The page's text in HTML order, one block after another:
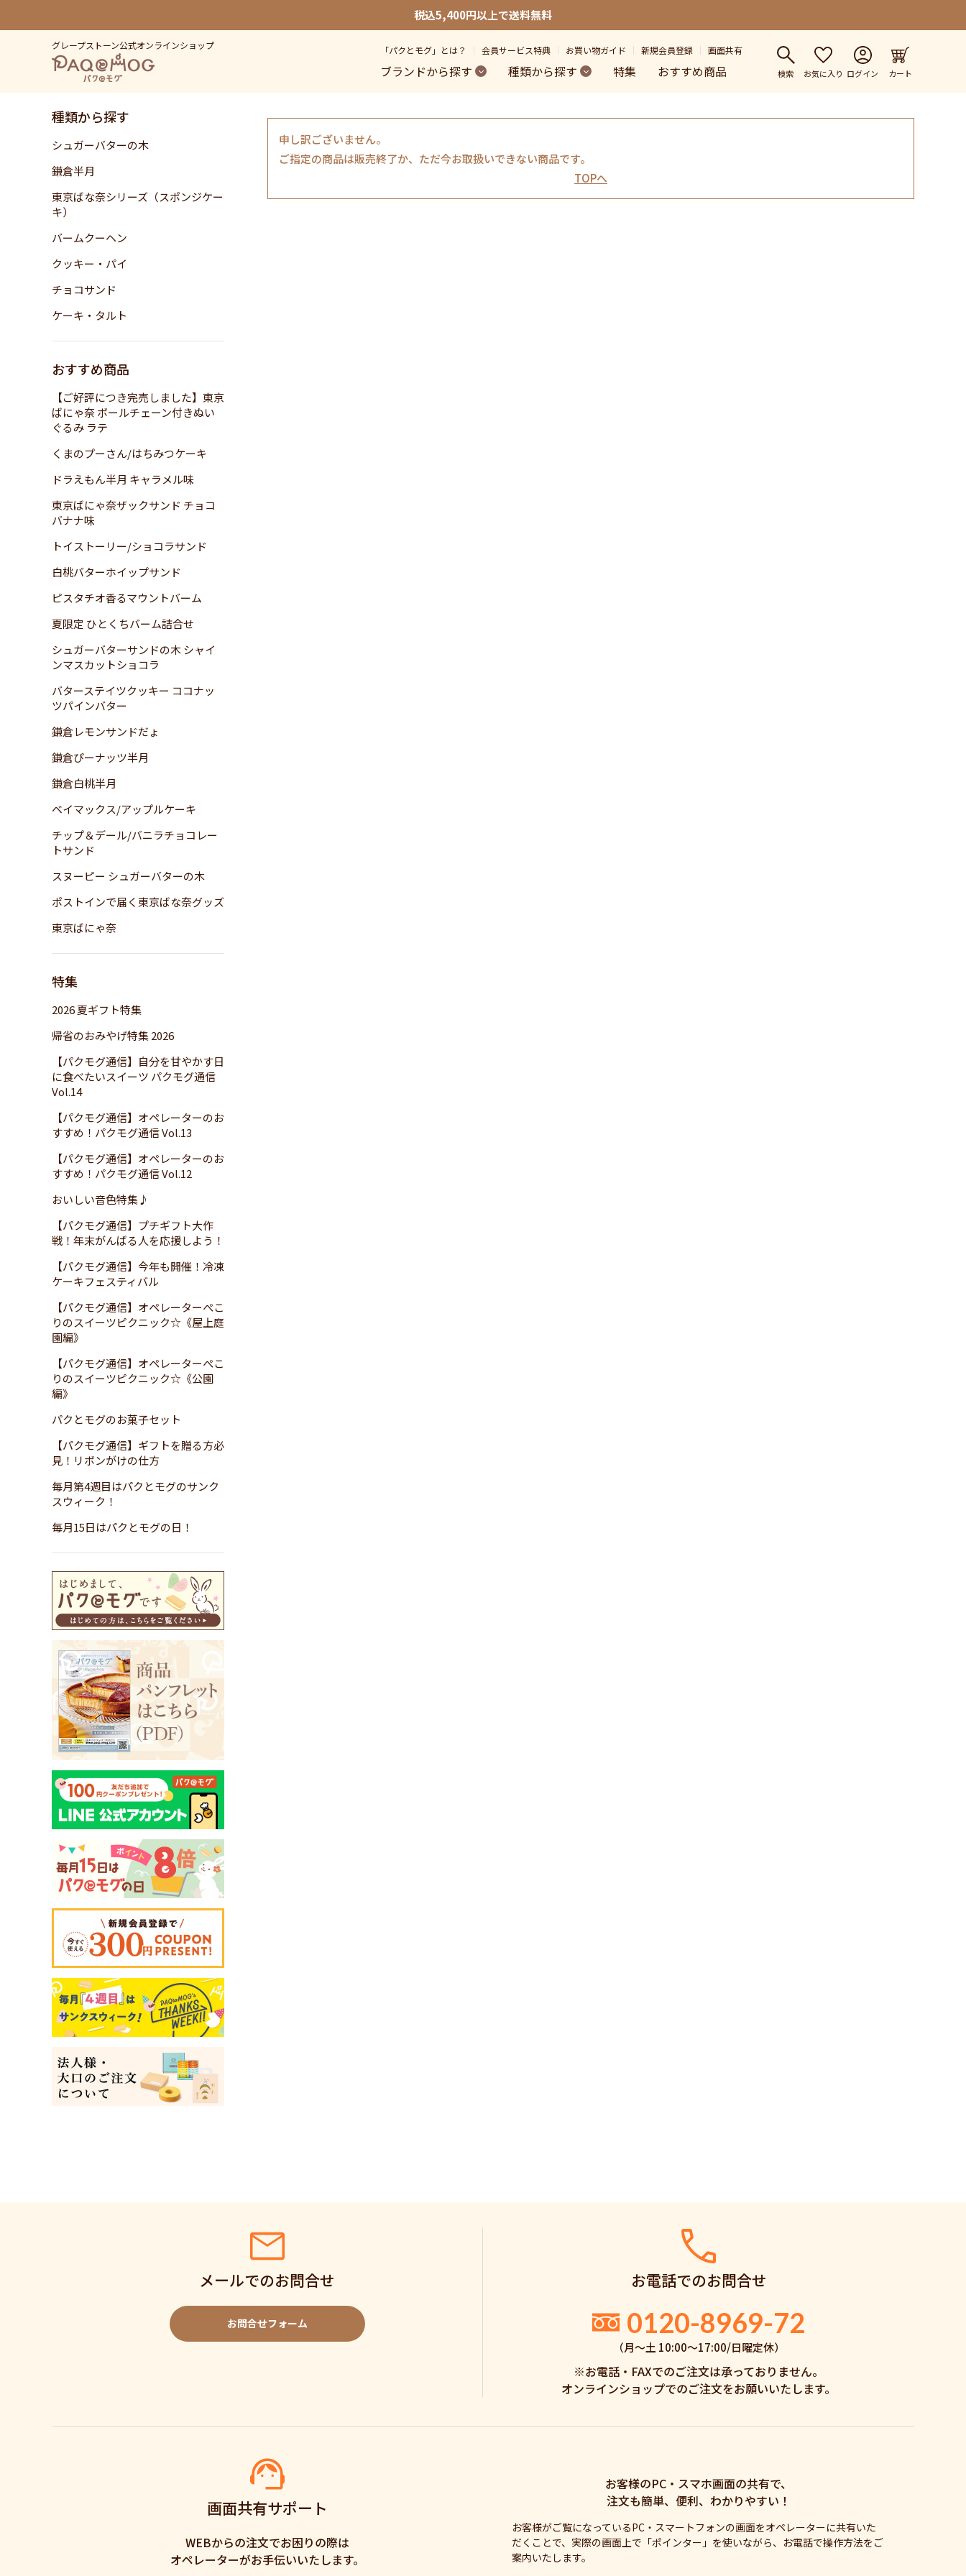
税込5,400円以上で送料無料
グレープストーン公式オンラインショップ 「パクとモグ」とは？ 会員サービス特典 お買い物ガイド 新規会員登録 画面共有
ブランドから探す 種類から探す 特集 おすすめ商品 検索 お気に入り ログイン カート
種類から探す
シュガーバターの木
鎌倉半月
東京ばな奈シリーズ（スポンジケー
キ）
バームクーヘン
クッキー・パイ
チョコサンド
ケーキ・タルト
おすすめ商品
【ご好評につき完売しました】東京
ばにゃ奈 ボールチェーン付きぬい
ぐるみ ラテ
くまのプーさん/はちみつケーキ
ドラえもん半月 キャラメル味
東京ばにゃ奈ザックサンド チョコ
バナナ味
トイストーリー/ショコラサンド
白桃バターホイップサンド
ピスタチオ香るマウントバーム
夏限定 ひとくちバーム詰合せ
シュガーバターサンドの木 シャイ
ンマスカットショコラ
バターステイツクッキー ココナッ
ツパインバター
鎌倉レモンサンドだょ
鎌倉ぴーナッツ半月
鎌倉白桃半月
ベイマックス/アップルケーキ
チップ＆デール/バニラチョコレー
トサンド
スヌーピー シュガーバターの木
ポストインで届く東京ばな奈グッズ
東京ばにゃ奈
特集
2026 夏ギフト特集
帰省のおみやげ特集 2026
【パクモグ通信】自分を甘やかす日
に食べたいスイーツ パクモグ通信
Vol.14
【パクモグ通信】オペレーターのお
すすめ！パクモグ通信 Vol.13
【パクモグ通信】オペレーターのお
すすめ！パクモグ通信 Vol.12
おいしい音色特集♪
【パクモグ通信】プチギフト大作
戦！年末がんばる人を応援しよう！
【パクモグ通信】今年も開催！冷凍
ケーキフェスティバル
【パクモグ通信】オペレーターぺこ
りのスイーツピクニック☆《屋上庭
園編》
【パクモグ通信】オペレーターぺこ
りのスイーツピクニック☆《公園
編》
パクとモグのお菓子セット
【パクモグ通信】ギフトを贈る方必
見！リボンがけの仕方
毎月第4週目はパクとモグのサンク
スウィーク！
毎月15日はパクとモグの日！
申し訳ございません。
ご指定の商品は販売終了か、ただ今お取扱いできない商品です。
TOPへ
メールでのお問合せ
お問合せフォーム
お電話でのお問合せ
0120-8969-72
（月〜土 10:00〜17:00/日曜定休）
※お電話・FAXでのご注文は承っておりません。
オンラインショップでのご注文をお願いいたします。
画面共有サポート
WEBからの注文でお困りの際は
オペレーターがお手伝いいたします。
お客様のPC・スマホ画面の共有で、
注文も簡単、便利、わかりやすい！
お客様がご覧になっているPC・スマートフォンの画面をオペレーターに共有いた
だくことで、実際の画面上で「ポインター」を使いながら、お電話で操作方法をご
案内いたします。